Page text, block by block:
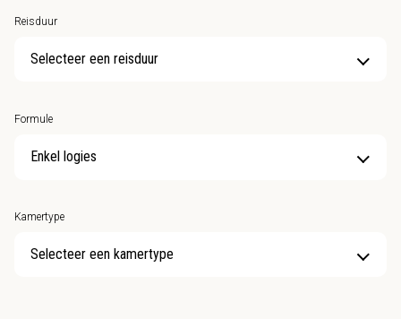
Reisduur
Selecteer een reisduur
Formule
Kamertype
Selecteer een kamertype